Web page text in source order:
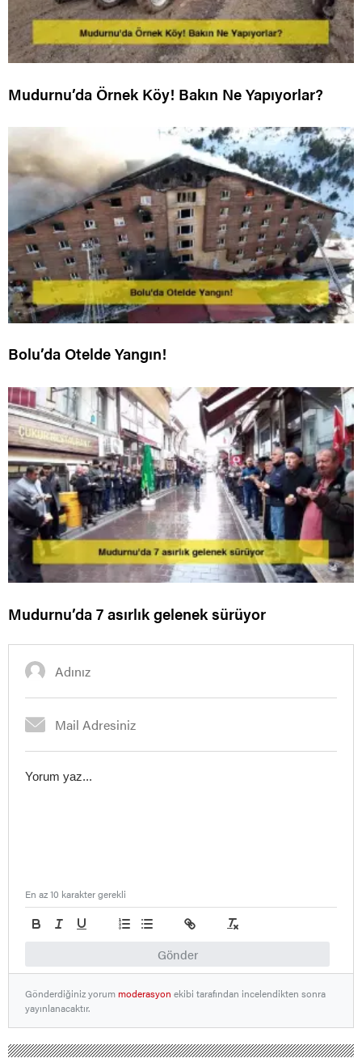
Mudurnu’da Örnek Köy! Bakın Ne Yapıyorlar?
Bolu’da Otelde Yangın!
Mudurnu’da 7 asırlık gelenek sürüyor
Gönder
En az 10 karakter gerekli
Gönderdiğiniz yorummoderasyon ekibi tarafından incelendikten sonra
yayınlanacaktır.